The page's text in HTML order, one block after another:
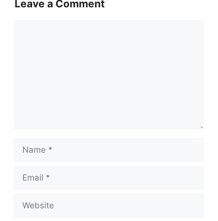
Leave a Comment
Name
Email
Website